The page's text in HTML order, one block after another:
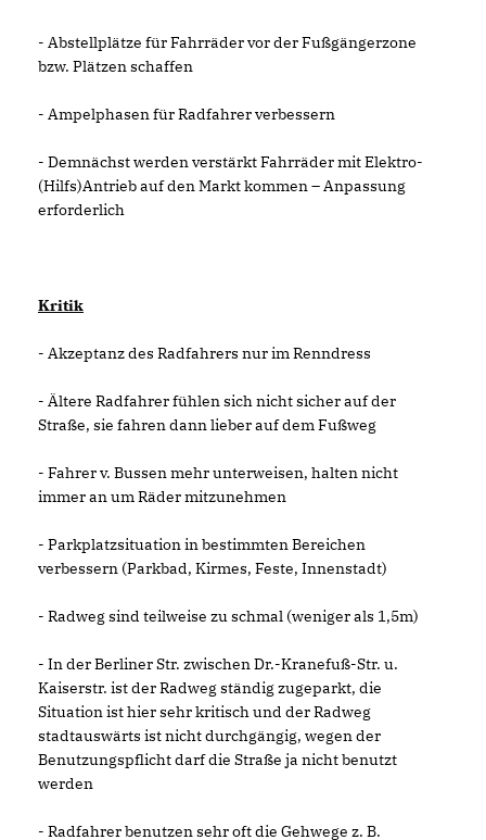
- Abstellplätze für Fahrräder vor der Fußgängerzone
bzw. Plätzen schaffen
- Ampelphasen für Radfahrer verbessern
- Demnächst werden verstärkt Fahrräder mit Elektro-
(Hilfs)Antrieb auf den Markt kommen – Anpassung
erforderlich
Kritik
- Akzeptanz des Radfahrers nur im Renndress
- Ältere Radfahrer fühlen sich nicht sicher auf der
Straße, sie fahren dann lieber auf dem Fußweg
- Fahrer v. Bussen mehr unterweisen, halten nicht
immer an um Räder mitzunehmen
- Parkplatzsituation in bestimmten Bereichen
verbessern (Parkbad, Kirmes, Feste, Innenstadt)
- Radweg sind teilweise zu schmal (weniger als 1,5m)
- In der Berliner Str. zwischen Dr.-Kranefuß-Str. u.
Kaiserstr. ist der Radweg ständig zugeparkt, die
Situation ist hier sehr kritisch und der Radweg
stadtauswärts ist nicht durchgängig, wegen der
Benutzungspflicht darf die Straße ja nicht benutzt
werden
- Radfahrer benutzen sehr oft die Gehwege z. B.